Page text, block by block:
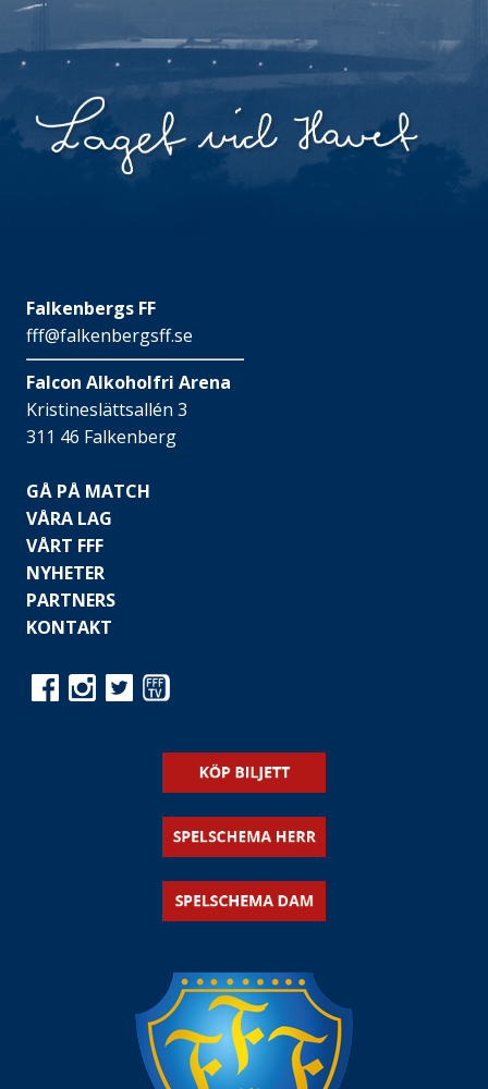
Falkenbergs FF
fff@falkenbergsff.se
Falcon Alkoholfri Arena
Kristineslättsallén 3
311 46 Falkenberg
GÅ PÅ MATCH
VÅRA LAG
VÅRT FFF
NYHETER
PARTNERS
KONTAKT